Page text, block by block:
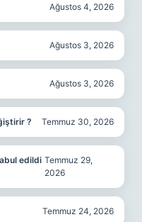
Ağustos 4, 2026
Ağustos 3, 2026
Ağustos 3, 2026
? Temmuz 30, 2026
edildi Temmuz 29,
2026
Temmuz 24, 2026